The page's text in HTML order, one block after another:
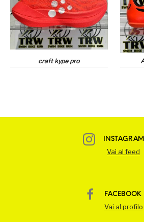
craft kype pro
INSTAGRAM
Vai al feed
FACEBOOK
Vai al profilo